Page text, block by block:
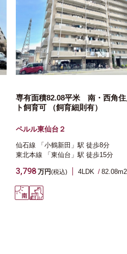
専有面積82.08平米 南・西角
ト飼育可 （飼育細則有）
ペルル東仙台２
仙石線 「小鶴新田」駅 徒歩8分
東北本線
「東仙台」駅 徒歩15分
3,798 万円(税込) 4LDK 82.08m2